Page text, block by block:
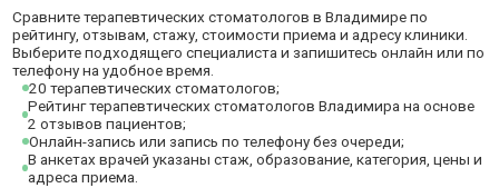
Сравните терапевтических стоматологов в Владимире по
рейтингу, отзывам, стажу, стоимости приема и адресу клиники.
Выберите подходящего специалиста и запишитесь онлайн или по
телефону на удобное время.
20 терапевтических стоматологов;
Рейтинг терапевтических стоматологов Владимира на основе
2 отзывов пациентов;
Онлайн-запись или запись по телефону без очереди;
В анкетах врачей указаны стаж, образование, категория, цены и
адреса приема.